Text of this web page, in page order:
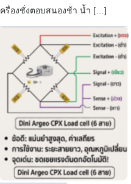
รื่องชั่งตอบสนองช้า น้ำ […]